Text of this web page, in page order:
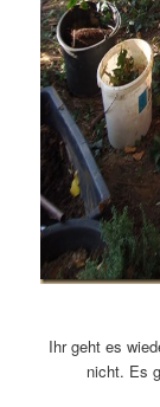
Ihr geht es
nicht. Es